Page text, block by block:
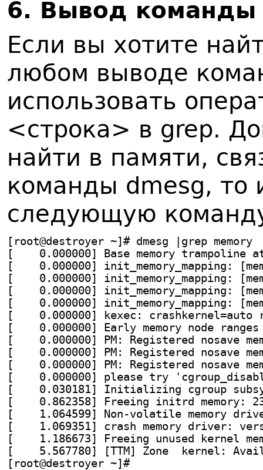
6. Вывод команды
Если вы хотите
любом выводе
использовать
<строка> в grep.
найти в памяти,
команды dmesg, то
следующую
[root@destroyer ~]# dmesg |grep memory
[    0.000000] Base memory trampoline
[    0.000000] init_memory_mapping:
[    0.000000] init_memory_mapping:
[    0.000000] init_memory_mapping:
[    0.000000] init_memory_mapping:
[    0.000000] kexec: crashkernel=auto
[    0.000000] Early memory node ranges
[    0.000000] PM: Registered nosave
[    0.000000] PM: Registered nosave
[    0.000000] PM: Registered nosave
[    0.000000] please try
[    0.030181] Initializing cgroup
[    0.862358] Freeing initrd memory:
[    1.064599] Non-volatile memory
[    1.069351] crash memory driver:
[    1.186673] Freeing unused kernel
[    5.567780] [TTM] Zone  kernel:
[root@destroyer ~]#